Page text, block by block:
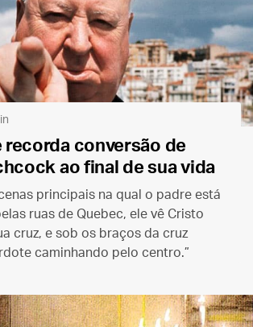
recorda conversão de
ao final de sua vida
principais na qual o padre está
ruas de Quebec, ele vê Cristo
cruz, e sob os braços da cruz
caminhando pelo centro.”